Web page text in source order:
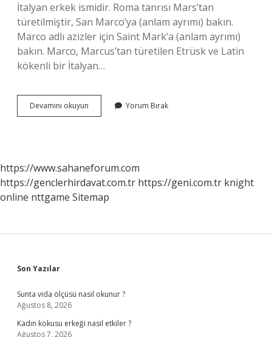
İtalyan erkek ismidir. Roma tanrısı Mars’tan
türetilmiştir, San Marco’ya (anlam ayrımı) bakın.
Marco adlı azizler için Saint Mark’a (anlam ayrımı)
bakın. Marco, Marcus’tan türetilen Etrüsk ve Latin
kökenli bir İtalyan…
Devamını okuyun
Ismi
Yorum Bırak
https://www.sahaneforum.com
https://genclerhirdavat.com.tr https://geni.com.tr knight
online nttgame Sitemap
Sidebar
Son Yazılar
Sunta vida ölçüsü nasıl okunur ?
Ağustos 8, 2026
Kadın kokusu erkeği nasıl etkiler ?
Ağustos 7, 2026